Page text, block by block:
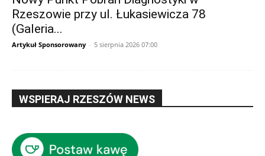
Rzeszowie przy ul. Łukasiewicza 78
(Galeria...
Artykuł Sponsorowany - 5 sierpnia 2026 07:00
WSPIERAJ RZESZÓW NEWS